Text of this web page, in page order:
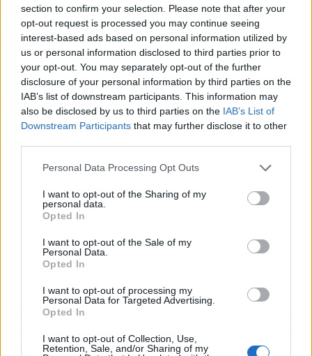
section to confirm your selection. Please note that after your
opt-out request is processed you may continue seeing
interest-based ads based on personal information utilized by
us or personal information disclosed to third parties prior to
your opt-out. You may separately opt-out of the further
disclosure of your personal information by third parties on the
IAB’s list of downstream participants. This information may
also be disclosed by us to third parties on the IAB’s List of
Downstream Participants that may further disclose it to other
Personal Data Processing Opt Outs
I want to opt-out of the Sharing of my
personal data.
Opted In
I want to opt-out of the Sale of my
Personal Data.
Opted In
I want to opt-out of processing my
Personal Data for Targeted Advertising.
Opted In
I want to opt-out of Collection, Use,
Retention, Sale, and/or Sharing of my
Publicidad
El acceso a la función pública también abre la
puerta a un desarrollo profesional continuado.
Una vez superada la oposición, los empleados